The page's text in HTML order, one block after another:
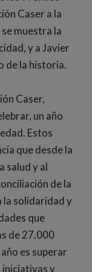
Caser a la
muestra la
y a Javier
de la historia.
Caser,
un año
Estos
que desde la
salud y al
de la
la solidaridad y
que
de 27.000
es superar
y